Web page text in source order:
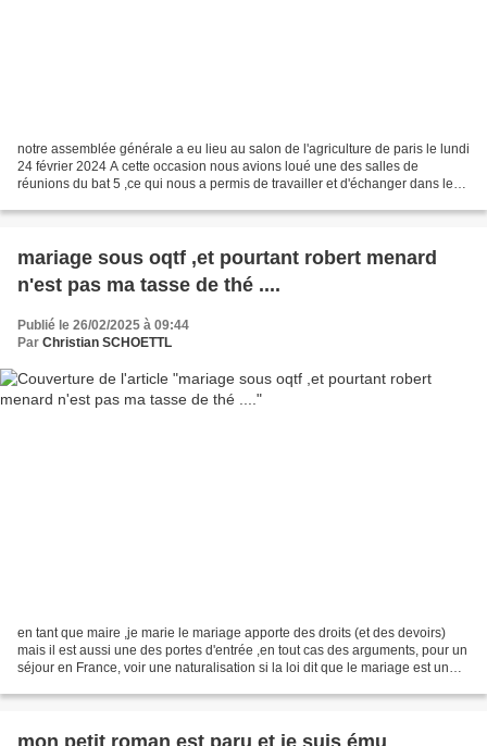
notre assemblée générale a eu lieu au salon de l'agriculture de paris le lundi
24 février 2024 A cette occasion nous avions loué une des salles de
réunions du bat 5 ,ce qui nous a permis de travailler et d'échanger dans le
mariage sous oqtf ,et pourtant robert menard
n'est pas ma tasse de thé ....
Publié le 26/02/2025 à 09:44
Par Christian SCHOETTL
en tant que maire ,je marie le mariage apporte des droits (et des devoirs)
mais il est aussi une des portes d'entrée ,en tout cas des arguments, pour un
séjour en France, voir une naturalisation si la loi dit que le mariage est un